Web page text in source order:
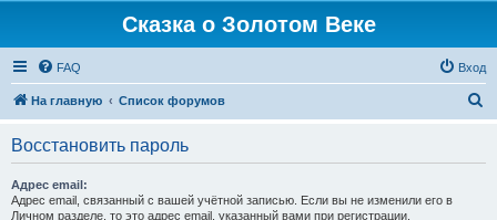
Сказка о Золотом Веке
FAQ Вход
На главную Список форумов
Восстановить пароль
Адрес email:
Адрес email, связанный с вашей учётной записью. Если вы не изменили его в
Личном разделе, то это адрес email, указанный вами при регистрации.